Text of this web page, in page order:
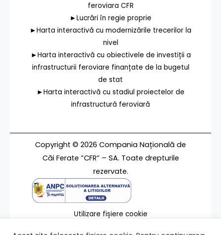
feroviara CFR
►Lucrări în regie proprie
►Harta interactivă cu modernizările trecerilor la
nivel
►Harta interactivă cu obiectivele de investiții a
infrastructurii feroviare finanțate de la bugetul
de stat
►Harta interactivă cu stadiul proiectelor de
infrastructură feroviară
Copyright © 2026 Compania Națională de
Căi Ferate ”CFR” – SA. Toate drepturile
rezervate.
Utilizare fișiere cookie